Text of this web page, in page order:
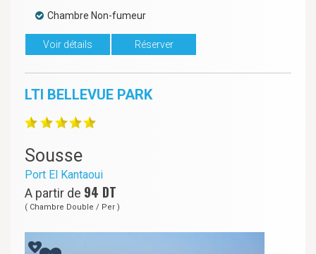
Chambre Non-fumeur
Voir détails Réserver
Sousse
Port El Kantaoui
A partir de 94 DT
( Chambre Double / Per )
LTI BELLEVUE PARK